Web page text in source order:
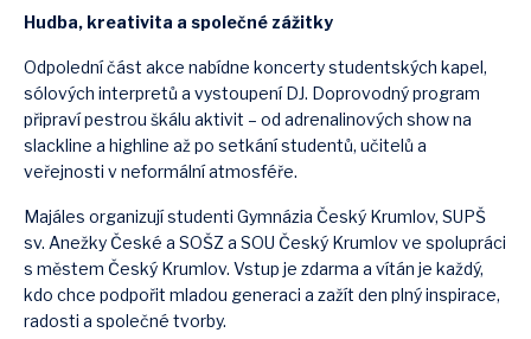
Hudba, kreativita a společné zážitky
Odpolední část akce nabídne koncerty studentských kapel,
sólových interpretů a vystoupení DJ. Doprovodný program
připraví pestrou škálu aktivit – od adrenalinových show na
slackline a highline až po setkání studentů, učitelů a
veřejnosti v neformální atmosféře.
Majáles organizují studenti Gymnázia Český Krumlov, SUPŠ
sv. Anežky České a SOŠZ a SOU Český Krumlov ve spolupráci
s městem Český Krumlov. Vstup je zdarma a vítán je každý,
kdo chce podpořit mladou generaci a zažít den plný inspirace,
radosti a společné tvorby.